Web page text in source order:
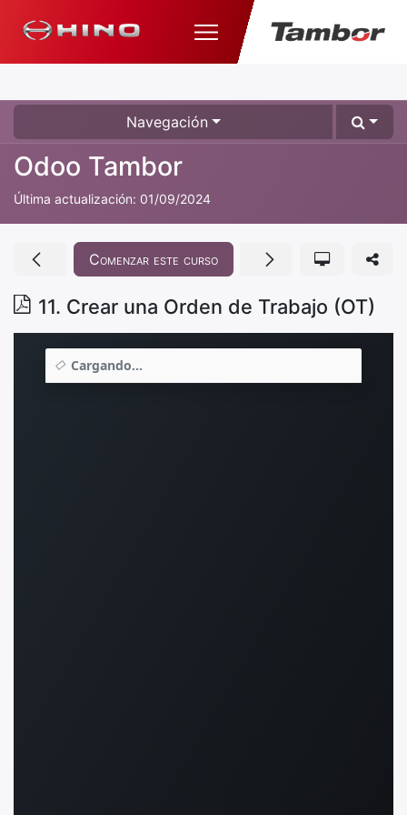
Navegación
Odoo Tambor
Última actualización: 01/09/2024
11. Crear una Orden de Trabajo (OT)
Comenzar este curso